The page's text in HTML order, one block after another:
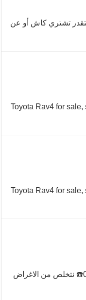
تشتري كاش أو عن
...2023 Toyota Rav4
...2023 Toyota Rav4
‏طش الاغراض بالرياض التخلص من الاثاث القديم بالرياض التخلص من الاغراض القديمة بالرياض ☎️0557764683☎️ نتخلص من الاغراض